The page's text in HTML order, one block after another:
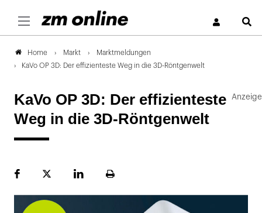
Home Markt
Marktmeldungen
KaVo OP 3D: Der effizienteste Weg in die 3D-Röntgenwelt
KaVo OP 3D: Der effizienteste
Weg in die 3D-Röntgenwelt
FacebookPlattformLinekdInSeite